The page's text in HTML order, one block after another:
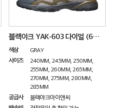
블랙야크 YAK-603 다이얼 (6인치)
색상 GRAY
사이즈
240MM, 245MM, 250MM,
255MM, 260MM, 265MM,
270MM, 275MM, 280MM,
285MM
공급사 블랙야크아이앤씨